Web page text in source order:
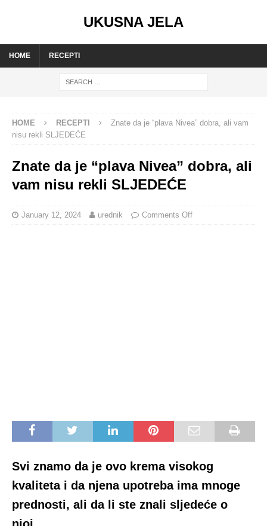
UKUSNA JELA
HOME RECEPTI
HOME RECEPTI
Znate da je “plava Nivea” dobra, ali vam
nisu rekli SLJEDEĆE
Znate da je “plava Nivea” dobra, ali
vam nisu rekli SLJEDEĆE
January 12, 2024 urednik Comments Off
Svi znamo da je ovo krema visokog
kvaliteta i da njena upotreba ima mnoge
prednosti, ali da li ste znali sljedeće o